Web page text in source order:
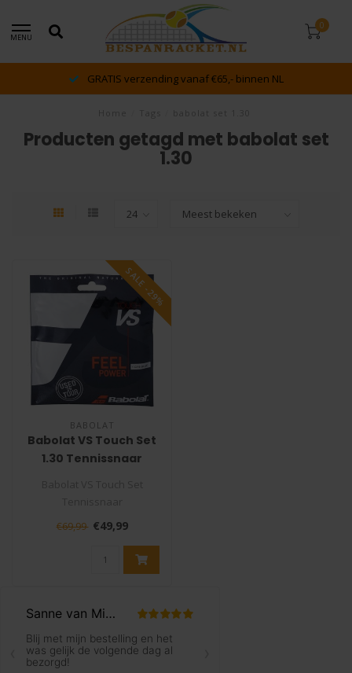
MENU
0
GRATIS verzending vanaf €65,- binnen NL
Producten getagd met babolat set
1.30
SALE -29%
BABOLAT
Babolat VS Touch Set
1.30 Tennissnaar
De Babolat VS Touch is de
ultieme snaar voor c..
€69,99 €49,99